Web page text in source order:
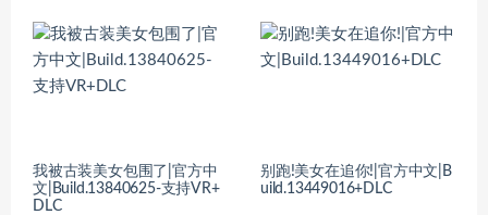
我被古装美女包围了|官方中
文|Build.13840625-支持VR+
DLC
别跑!美女在追你!|官方中文|B
uild.13449016+DLC